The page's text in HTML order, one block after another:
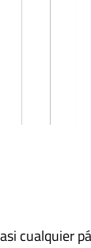
cualquier